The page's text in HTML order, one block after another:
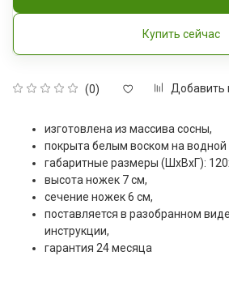
(0) Добавить
Купить сейчас
изготовлена из массива сосны,
покрыта белым воском на водной
габаритные размеры (ШxВxГ):
высота ножек 7 см,
сечение ножек 6 см,
поставляется в разобранном
инструкции,
гарантия 24 месяца